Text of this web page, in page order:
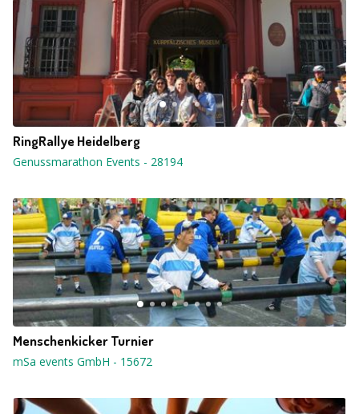
RingRallye Heidelberg
Genussmarathon Events - 28194
Menschenkicker Turnier
mSa events GmbH - 15672